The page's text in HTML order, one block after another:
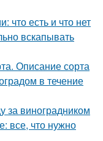
что есть и что нет
вскапывать
Описание сорта
в течение
за виноградником
все, что нужно